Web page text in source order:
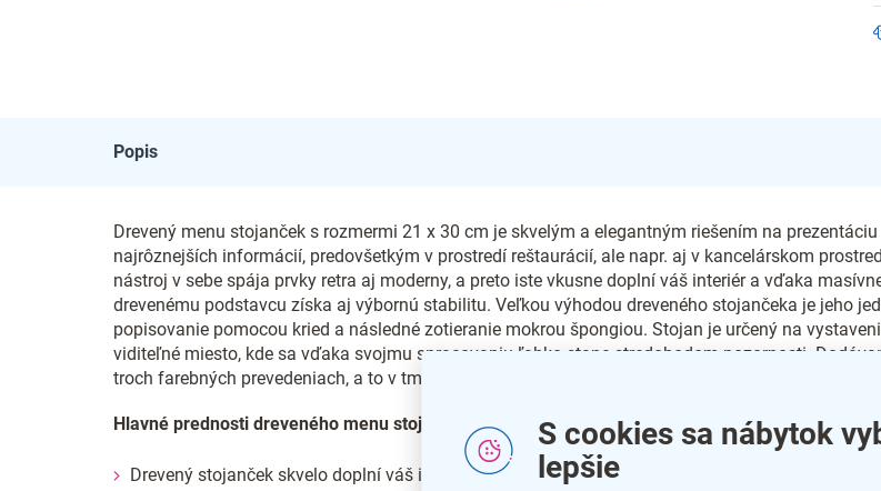
S cookies sa nábytok
lepšie
Popis
Drevený menu stojanček s rozmermi 21 x 30 cm je skvelým a elegantným riešením na prezentáciu
najrôznejších informácií, predovšetkým v prostredí reštaurácií, ale napr. aj v kancelárskom
nástroj v sebe spája prvky retra aj moderny, a preto iste vkusne doplní váš interiér a vďaka
drevenému podstavcu získa aj výbornú stabilitu. Veľkou výhodou dreveného stojančeka je jeho
popisovanie pomocou kried a následné zotieranie mokrou špongiou. Stojan je určený na
viditeľné miesto, kde sa vďaka svojmu spracovaniu ľahko stane stredobodom pozornosti.
troch farebných prevedeniach, a to v tmavohnedej, svetlohnedej a čiernej farbe.
Hlavné prednosti dreveného menu stojančeka 21 x 30 cm:
Drevený stojanček skvelo doplní váš interiér